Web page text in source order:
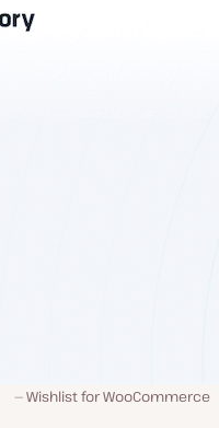
Wishlist for WooCommerce